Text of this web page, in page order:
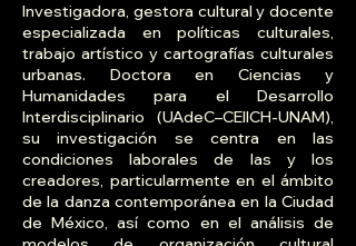
Investigadora, gestora cultural y docente
especializada en políticas culturales,
trabajo artístico y cartografías culturales
urbanas. Doctora en Ciencias y
Humanidades para el Desarrollo
Interdisciplinario (UAdeC–CEIICH-UNAM),
su investigación se centra en las
condiciones laborales de las y los
creadores, particularmente en el ámbito
de la danza contemporánea en la Ciudad
de México, así como en el análisis de